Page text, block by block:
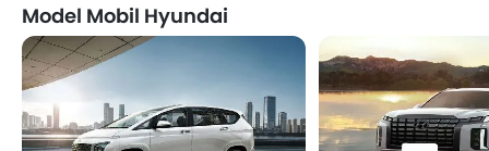
Model Mobil Hyundai